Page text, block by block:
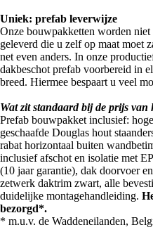
Uniek: prefab leverwijze
Onze bouwpakketten worden niet
geleverd die u zelf op maat moet
net even anders. In onze
dakbeschot prefab voorbereid in
breed. Hiermee bespaart u veel
Wat zit standaard bij de prijs
Prefab bouwpakket inclusief:
geschaafde Douglas hout
rabat horizontaal buiten
inclusief afschot en isolatie met
(10 jaar garantie), dak doorvoer
zetwerk daktrim zwart, alle
duidelijke montagehandleiding.
bezorgd*.
* m.u.v. de Waddeneilanden,